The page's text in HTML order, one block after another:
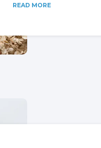
READ MORE